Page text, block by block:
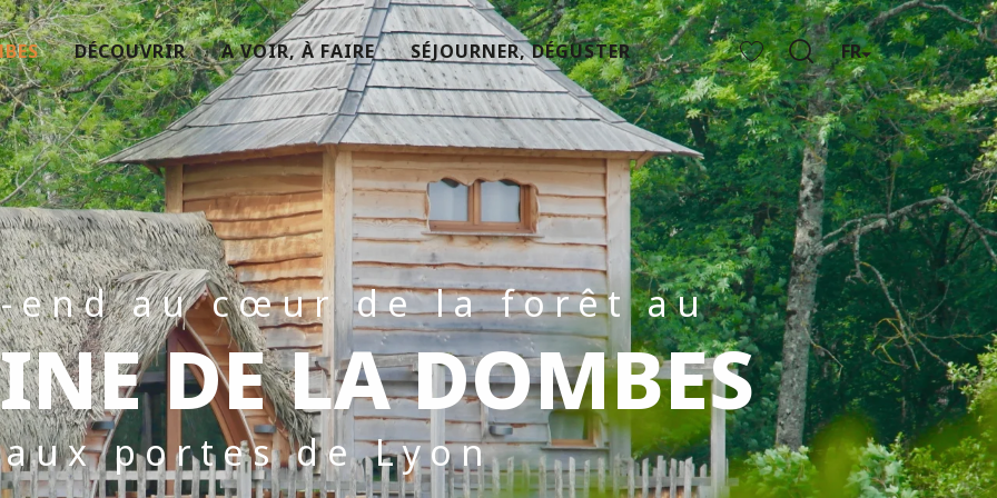
Voir les favoris
Recherche
FR
DÉCOUVRIR A VOIR, À FAIRE SÉJOURNER, DÉGUSTER
end au cœur de la forêt au
DE LA DOMBES
aux portes de Lyon